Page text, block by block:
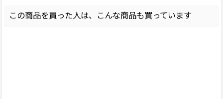
この商品を買った人は、こんな商品も買っています